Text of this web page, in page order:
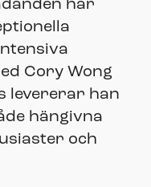
har
Cory Wong
levererar han
hängivna
och